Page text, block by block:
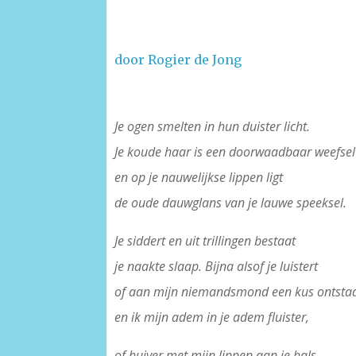
door Rogier de Jong
Je ogen smelten in hun duister licht.
Je koude haar is een doorwaadbaar weefsel
en op je nauwelijkse lippen ligt
de oude dauwglans van je lauwe speeksel.
Je siddert en uit trillingen bestaat
je naakte slaap. Bijna alsof je luistert
of aan mijn niemandsmond een kus
en ik mijn adem in je adem fluister,